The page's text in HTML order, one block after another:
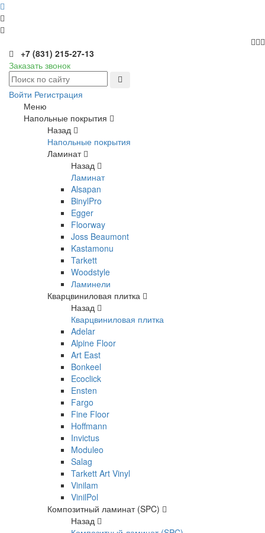
+7 (831) 215-27-13
Заказать звонок
Войти Регистрация
Меню
Напольные покрытия
Назад
Напольные покрытия
Ламинат
Назад
Ламинат
Alsapan
BinylPro
Egger
Floorway
Joss Beaumont
Kastamonu
Tarkett
Woodstyle
Ламинели
Кварцвиниловая плитка
Назад
Кварцвиниловая плитка
Adelar
Alpine Floor
Art East
Bonkeel
Ecoclick
Ensten
Fargo
Fine Floor
Hoffmann
Invictus
Moduleo
Salag
Tarkett Art Vinyl
Vinilam
VinilPol
Композитный ламинат (SPC)
Назад